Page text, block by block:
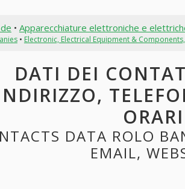
• Apparecchiature elettroniche e
• Electronic, Electrical Equipment &
DATI DEI
DATA ROLO
EMAIL,